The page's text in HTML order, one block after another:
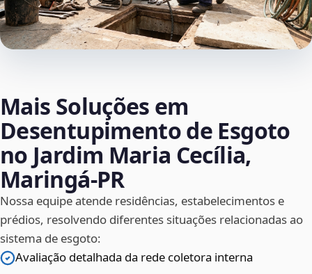
Mais Soluções em
Desentupimento de Esgoto
no Jardim Maria Cecília,
Maringá‑PR
Nossa equipe atende residências, estabelecimentos e
prédios, resolvendo diferentes situações relacionadas ao
sistema de esgoto:
Avaliação detalhada da rede coletora interna